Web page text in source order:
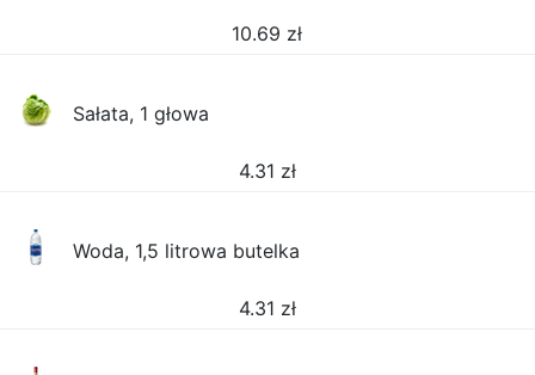
10.69 zł
Sałata, 1 głowa
4.31 zł
Woda, 1,5 litrowa butelka
4.31 zł